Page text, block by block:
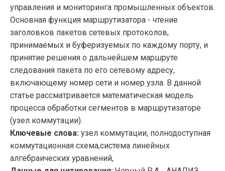
управления и мониторинга промышленных объектов.
Основная функция маршрутизатора - чтение
заголовков пакетов сетевых протоколов,
принимаемых и буферизуемых по каждому порту, и
принятие решения о дальнейшем маршруте
следования пакета по его сетевому адресу,
включающему номер сети и номер узла. В данной
статье рассматривается математическая модель
процесса обработки сегментов в маршрутизаторе
(узел коммутации).
Ключевые слова: узел коммутации, полнодоступная
коммутационная схема,система линейных
алгебраических уравнений,